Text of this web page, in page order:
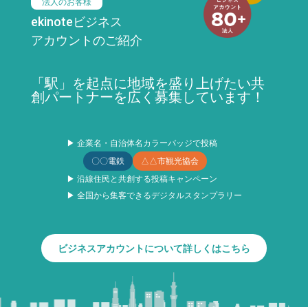
法人のお客様
ekinoteビジネス
アカウントのご紹介
「駅」を起点に地域を盛り上げたい共
創パートナーを広く募集しています！
▶ 企業名・自治体名カラーバッジで投稿
〇〇電鉄
△△市観光協会
▶ 沿線住民と共創する投稿キャンペーン
▶ 全国から集客できるデジタルスタンプラリー
ビジネスアカウントについて詳しくはこちら